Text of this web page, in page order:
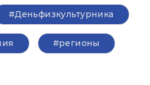
#Деньфизкультурника
#регионы